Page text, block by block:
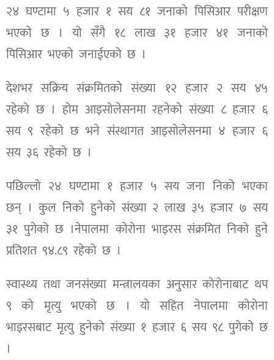
२४ घण्टामा ५ हजार १ सय ८१ जनाको पिसिआर परीक्षण
भएको छ । यो सँगै १८ लाख ३१ हजार ४१ जनाको
पिसिआर भएको जनाईएको छ ।
देशभर सक्रिय संक्रमितको संख्या १२ हजार २ सय ४५
रहेको छ । होम आइसोलेसनमा रहनेको संख्या ८ हजार ६
सय ९ रहेको छ भने संस्थागत आइसोलेसनमा ४ हजार ६
सय ३६ रहेको छ ।
पछिल्लो २४ घण्टामा १ हजार ५ सय जना निको भएका
छन् । कुल निको हुनेको संख्या २ लाख ३५ हजार ७ सय
३१ पुगेको छ ।नेपालमा कोरोना भाइरस संक्रमित निको हुने
प्रतिशत ९४.८९ रहेको छ ।
स्वास्थ्य तथा जनसंख्या मन्त्रालयका अनुसार कोरोनाबाट थप
९ को मृत्यु भएको छ । यो सहित नेपालमा कोरोना
भाइरसबाट मृत्यु हुनेको संख्या १ हजार ६ सय ९८ पुगेको छ
।